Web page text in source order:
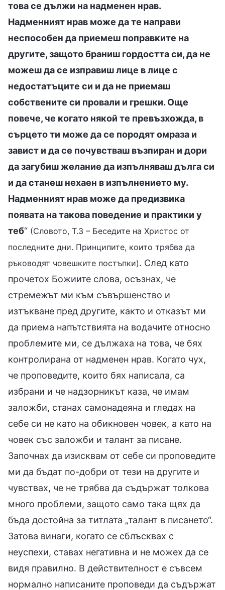
това се дължи на надменен нрав.
Надменният нрав може да те направи
неспособен да приемеш поправките на
другите, защото браниш гордостта си, да не
можеш да се изправиш лице в лице с
недостатъците си и да не приемаш
собствените си провали и грешки. Още
повече, че когато някой те превъзхожда, в
сърцето ти може да се породят омраза и
завист и да се почувстваш възпиран и дори
да загубиш желание да изпълняваш дълга си
и да станеш нехаен в изпълнението му.
Надменният нрав може да предизвика
появата на такова поведение и практики у
теб“ (Словото, Т.3 – Беседите на Христос от
последните дни. Принципите, които трябва да
ръководят човешките постъпки). След като
прочетох Божиите слова, осъзнах, че
стремежът ми към съвършенство и
изтъкване пред другите, както и отказът ми
да приема напътствията на водачите относно
проблемите ми, се дължаха на това, че бях
контролирана от надменен нрав. Когато чух,
че проповедите, които бях написала, са
избрани и че надзорникът каза, че имам
заложби, станах самонадеяна и гледах на
себе си не като на обикновен човек, а като на
човек със заложби и талант за писане.
Започнах да изисквам от себе си проповедите
ми да бъдат по-добри от тези на другите и
чувствах, че не трябва да съдържат толкова
много проблеми, защото само така щях да
бъда достойна за титлата „талант в писането“.
Затова винаги, когато се сблъсквах с
неуспехи, ставах негативна и не можех да се
видя правилно. В действителност е съвсем
нормално написаните проповеди да съдържат